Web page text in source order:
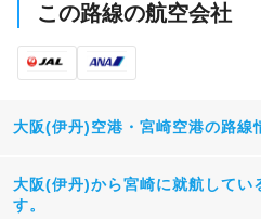
この路線の航空会社
大阪(伊丹)空港・宮崎空港の路線
大阪(伊丹)から宮崎に就航してい
す。